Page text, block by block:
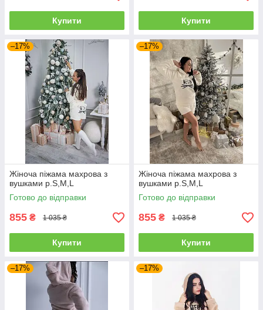
Купити Купити
–17%
Жіноча піжама махрова з
вушками р.S,M,L
Готово до відправки
855 ₴ 1 035 ₴
Купити
–17%
Жіноча піжама махрова з
вушками р.S,M,L
Готово до відправки
855 ₴ 1 035 ₴
Купити
–17% –17%